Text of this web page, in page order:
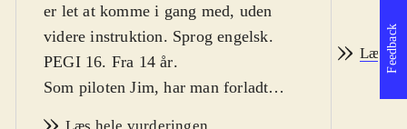
er let at komme i gang med, uden
videre instruktion. Sprog engelsk.
PEGI 16. Fra 14 år.
Som piloten Jim, har man forladt
LæsFeedback